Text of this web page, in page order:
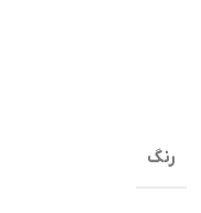
رنگ